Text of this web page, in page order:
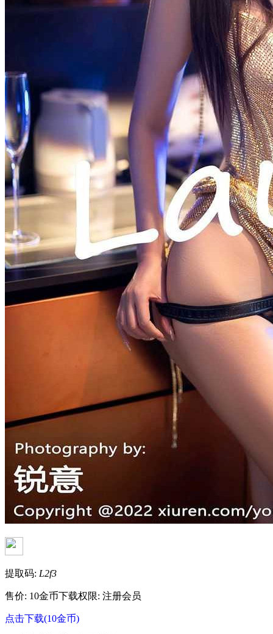
提取码: L2f3
售价: 10金币下载权限: 注册会员
点击下载(10金币)